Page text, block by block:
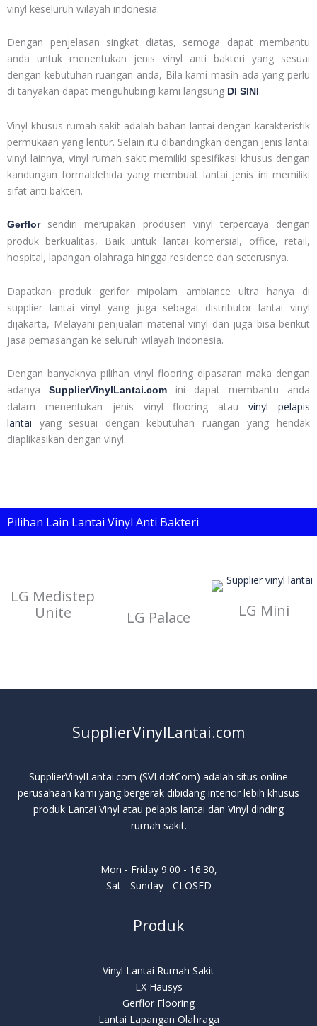
vinyl keseluruh wilayah indonesia.
Dengan penjelasan singkat diatas, semoga dapat membantu
anda untuk menentukan jenis vinyl anti bakteri yang sesuai
dengan kebutuhan ruangan anda, Bila kami masih ada yang perlu
di tanyakan dapat menguhubingi kami langsung DI SINI.
Vinyl khusus rumah sakit adalah bahan lantai dengan karakteristik
permukaan yang lentur. Selain itu dibandingkan dengan jenis lantai
vinyl lainnya, vinyl rumah sakit memiliki spesifikasi khusus dengan
kandungan formaldehida yang membuat lantai jenis ini memiliki
sifat anti bakteri.
Gerflorsendiri merupakan produsen vinyl terpercaya dengan
produk berkualitas, Baik untuk lantai komersial, office, retail,
hospital, lapangan olahraga hingga residence dan seterusnya.
Dapatkan produk gerlfor mipolam ambiance ultra hanya di
supplier lantai vinyl yang juga sebagai distributor lantai vinyl
dijakarta, Melayani penjualan material vinyl dan juga bisa berikut
jasa pemasangan ke seluruh wilayah indonesia.
Dengan banyaknya pilihan vinyl flooring dipasaran maka dengan
adanya SupplierVinylLantai.com ini dapat membantu anda
dalam menentukan jenis vinyl flooring atauvinyl pelapis
lantai yang sesuai dengan kebutuhan ruangan yang hendak
diaplikasikan dengan vinyl.
Pilihan Lain Lantai Vinyl Anti Bakteri
LG Medistep
Unite
LG Palace LG Mini
SupplierVinylLantai.com
SupplierVinylLantai.com (SVLdotCom) adalah situs online
perusahaan kami yang bergerak dibidang interior lebih khusus
produk Lantai Vinyl atau pelapis lantai dan Vinyl dinding
rumah sakit.
Mon - Friday 9:00 - 16:30,
Sat - Sunday - CLOSED
Produk
Vinyl Lantai Rumah Sakit
LX Hausys
Gerflor Flooring
Lantai Lapangan Olahraga